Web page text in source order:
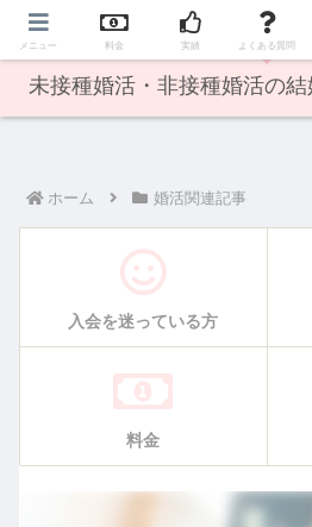
オンライン婚活で日本全国の
未接種婚活・非接種婚活の
ホーム 婚活関連記事
入会を迷っている方
料金
メニュー 料金 実績 よくある質問